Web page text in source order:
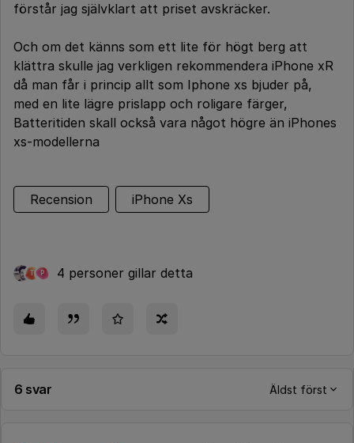
förstår jag självklart att priset avskräcker.
Och om det känns som ett lite för högt berg att
klättra skulle jag verkligen rekommendera iPhone xR
då man får i princip allt som Iphone xs bjuder på,
med en lite lägre prislapp och roligare färger,
Batteritiden skall också vara något högre än iPhones
xs-modellerna
Recension iPhone Xs
T P 4 personer gillar detta
6 svar Äldst först